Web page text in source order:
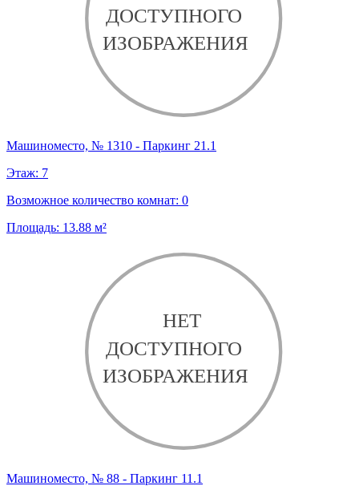
Машиноместо, № 1310 - Паркинг 21.1
Этаж: 7
Возможное количество комнат: 0
Площадь: 13.88 м²
Машиноместо, № 88 - Паркинг 11.1